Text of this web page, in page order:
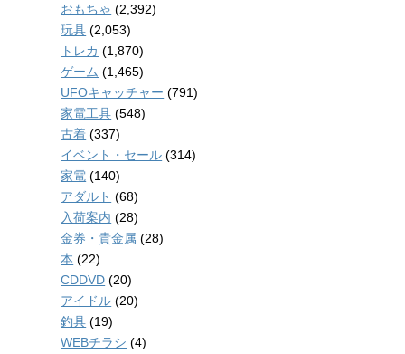
おもちゃ (2,392)
玩具 (2,053)
トレカ (1,870)
ゲーム (1,465)
UFOキャッチャー (791)
家電工具 (548)
古着 (337)
イベント・セール (314)
家電 (140)
アダルト (68)
入荷案内 (28)
金券・貴金属 (28)
本 (22)
CDDVD (20)
アイドル (20)
釣具 (19)
WEBチラシ (4)